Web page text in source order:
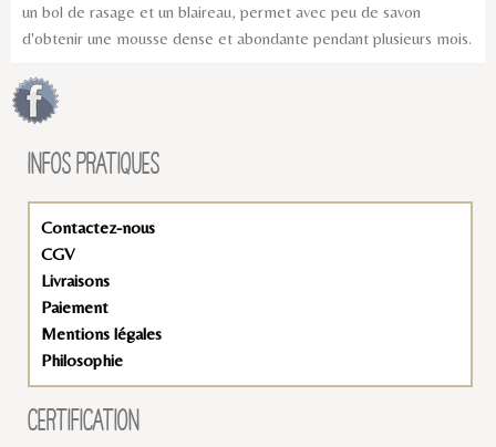
un bol de rasage et un blaireau, permet avec peu de savon
d'obtenir une mousse dense et abondante pendant plusieurs mois.
INFOS PRATIQUES
Contactez-nous
CGV
Livraisons
Paiement
Mentions légales
Philosophie
CERTIFICATION